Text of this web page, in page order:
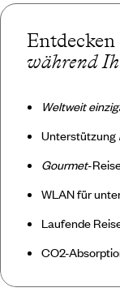
Entdecken
während
Weltweit
Unterstützung
Gourmet-
WLAN für
Laufende
CO2-